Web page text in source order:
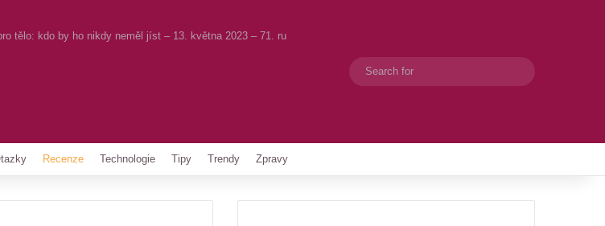
tělo: kdo by ho nikdy neměl jíst – 13. května 2023 – 71. ru
Switch skin
Recenze Technologie Tipy Trendy Zpravy